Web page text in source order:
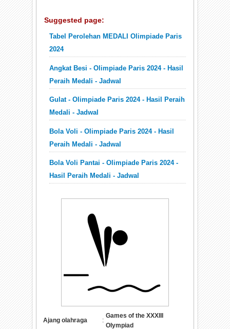
Suggested page:
Tabel Perolehan MEDALI Olimpiade Paris
2024
Angkat Besi - Olimpiade Paris 2024 - Hasil
Peraih Medali - Jadwal
Gulat - Olimpiade Paris 2024 - Hasil Peraih
Medali - Jadwal
Bola Voli - Olimpiade Paris 2024 - Hasil
Peraih Medali - Jadwal
Bola Voli Pantai - Olimpiade Paris 2024 -
Hasil Peraih Medali - Jadwal
Ajang olahraga :
Games of the XXXIII
Olympiad